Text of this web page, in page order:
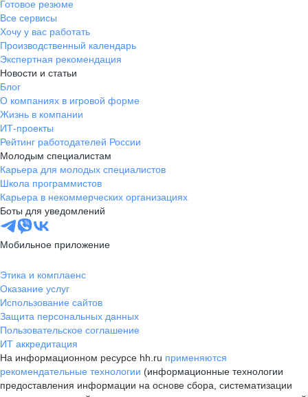
Готовое резюме
Все сервисы
Хочу у вас работать
Производственный календарь
Экспертная рекомендация
Новости и статьи
Блог
О компаниях в игровой форме
Жизнь в компании
ИТ-проекты
Рейтинг работодателей России
Молодым специалистам
Карьера для молодых специалистов
Школа программистов
Карьера в некоммерческих организациях
Боты для уведомлений
Мобильное приложение
Этика и комплаенс
Оказание услуг
Использование сайтов
Защита персональных данных
Пользовательское соглашение
ИТ аккредитация
На информационном ресурсе hh.ru применяются
рекомендательные технологии (информационные технологии
предоставления информации на основе сбора, систематизации